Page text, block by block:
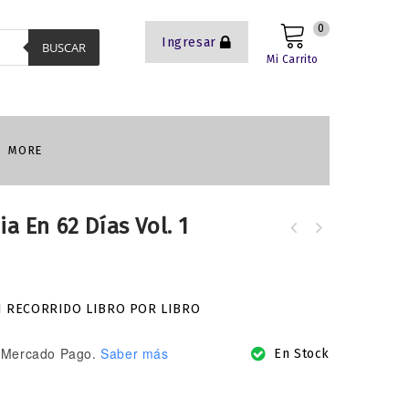
Ingresar
Mi Carrito
0
BUSCAR
MORE
En 62 Días Vol. 1
RECORRIDO LIBRO POR LIBRO
En Stock
Pago. Saber más